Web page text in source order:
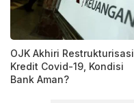
OJK Akhiri Restrukturisasi
Kredit Covid-19, Kondisi
Bank Aman?